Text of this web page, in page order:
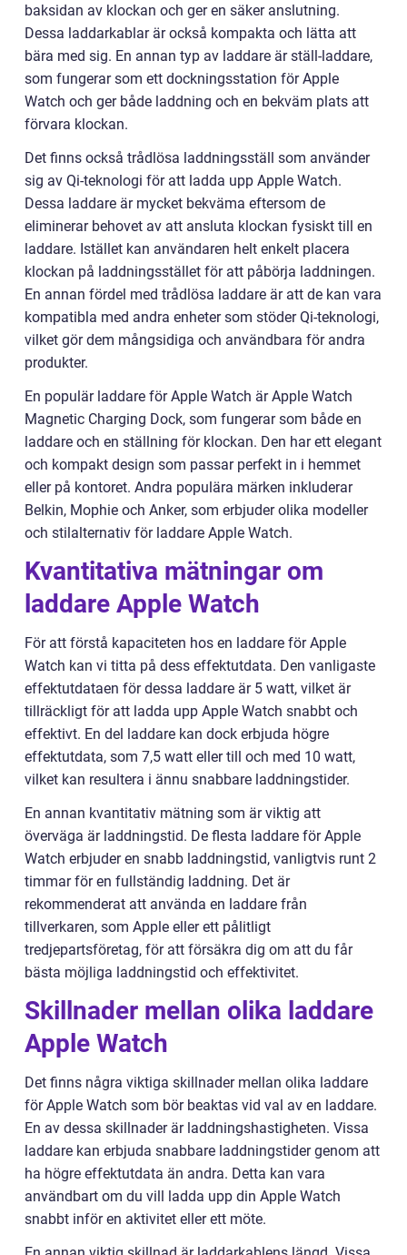
baksidan av klockan och ger en säker anslutning.
Dessa laddarkablar är också kompakta och lätta att
bära med sig. En annan typ av laddare är ställ-laddare,
som fungerar som ett dockningsstation för Apple
Watch och ger både laddning och en bekväm plats att
förvara klockan.
Det finns också trådlösa laddningsställ som använder
sig av Qi-teknologi för att ladda upp Apple Watch.
Dessa laddare är mycket bekväma eftersom de
eliminerar behovet av att ansluta klockan fysiskt till en
laddare. Istället kan användaren helt enkelt placera
klockan på laddningsstället för att påbörja laddningen.
En annan fördel med trådlösa laddare är att de kan vara
kompatibla med andra enheter som stöder Qi-teknologi,
vilket gör dem mångsidiga och användbara för andra
produkter.
En populär laddare för Apple Watch är Apple Watch
Magnetic Charging Dock, som fungerar som både en
laddare och en ställning för klockan. Den har ett elegant
och kompakt design som passar perfekt in i hemmet
eller på kontoret. Andra populära märken inkluderar
Belkin, Mophie och Anker, som erbjuder olika modeller
och stilalternativ för laddare Apple Watch.
Kvantitativa mätningar om
laddare Apple Watch
För att förstå kapaciteten hos en laddare för Apple
Watch kan vi titta på dess effektutdata. Den vanligaste
effektutdataen för dessa laddare är 5 watt, vilket är
tillräckligt för att ladda upp Apple Watch snabbt och
effektivt. En del laddare kan dock erbjuda högre
effektutdata, som 7,5 watt eller till och med 10 watt,
vilket kan resultera i ännu snabbare laddningstider.
En annan kvantitativ mätning som är viktig att
överväga är laddningstid. De flesta laddare för Apple
Watch erbjuder en snabb laddningstid, vanligtvis runt 2
timmar för en fullständig laddning. Det är
rekommenderat att använda en laddare från
tillverkaren, som Apple eller ett pålitligt
tredjepartsföretag, för att försäkra dig om att du får
bästa möjliga laddningstid och effektivitet.
Skillnader mellan olika laddare
Apple Watch
Det finns några viktiga skillnader mellan olika laddare
för Apple Watch som bör beaktas vid val av en laddare.
En av dessa skillnader är laddningshastigheten. Vissa
laddare kan erbjuda snabbare laddningstider genom att
ha högre effektutdata än andra. Detta kan vara
användbart om du vill ladda upp din Apple Watch
snabbt inför en aktivitet eller ett möte.